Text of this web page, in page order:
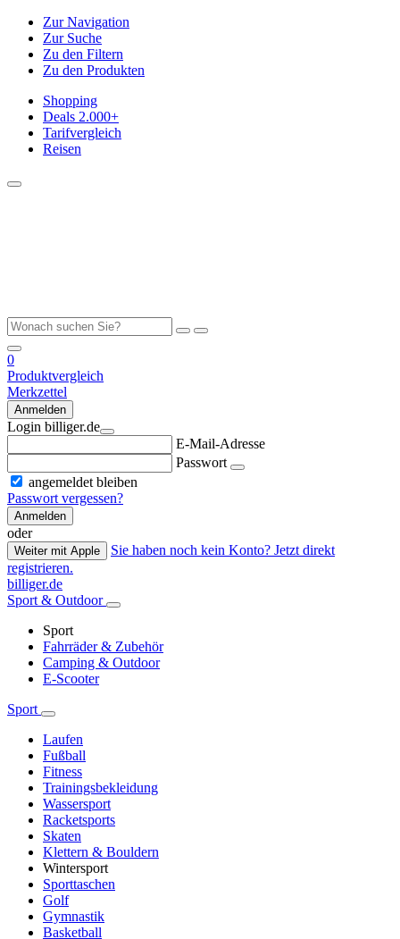
Zur Navigation
Zur Suche
Zu den Filtern
Zu den Produkten
Shopping
Deals 2.000+
Tarifvergleich
Reisen
0
Produktvergleich
Merkzettel
Anmelden
Login billiger.de
E-Mail-Adresse
Passwort
angemeldet bleiben
Passwort vergessen?
Anmelden
oder
Weiter mit Apple
Sie haben noch kein Konto? Jetzt direkt
registrieren.
billiger.de
Sport & Outdoor
Sport
Fahrräder & Zubehör
Camping & Outdoor
E-Scooter
Sport
Laufen
Fußball
Fitness
Trainingsbekleidung
Wassersport
Racketsports
Skaten
Klettern & Bouldern
Wintersport
Sporttaschen
Golf
Gymnastik
Basketball